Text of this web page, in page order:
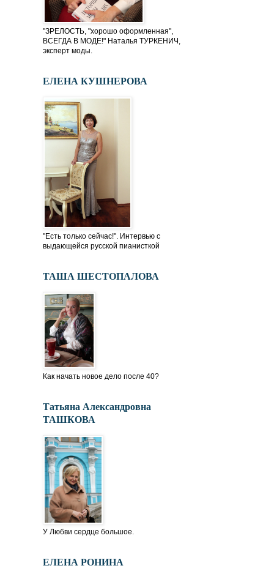
"ЗРЕЛОСТЬ, "хорошо оформленная",
ВСЕГДА В МОДЕ!" Наталья ТУРКЕНИЧ,
эксперт моды.
ЕЛЕНА КУШНЕРОВА
"Есть только сейчас!". Интервью с
выдающейся русской пианисткой
ТАША ШЕСТОПАЛОВА
Как начать новое дело после 40?
Татьяна Александровна
ТАШКОВА
У Любви сердце большое.
ЕЛЕНА РОНИНА